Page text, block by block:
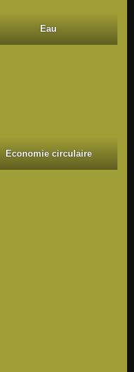
Eau
Economie circulaire